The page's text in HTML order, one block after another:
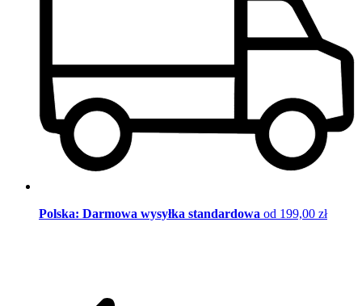
Polska: Darmowa wysyłka standardowa od 199,00 zł